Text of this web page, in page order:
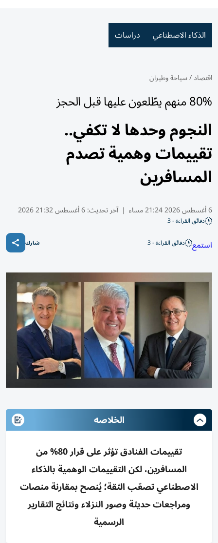
الذكاء الاصطناعي دراسات
اقتصاد/سياحة وطيران
80% منهم يطّلعون عليها قبل الحجز
النجوم وحدها لا تكفي..
تقييمات وهمية تصدم
المسافرين
6 أغسطس 2026 21:24 مساء | آخر تحديث:6 أغسطس 21:32 2026
دقائق القراءة - 3
استمع دقائق القراءة - 3 شارك
الخلاصه
تقييمات الفنادق تؤثر على قرار 80% من
المسافرين، لكن التقييمات الوهمية بالذكاء
الاصطناعي تصعّب الثقة؛ يُنصح بمقارنة منصات
ومراجعات حديثة وصور النزلاء ونتائج التقارير
الرسمية